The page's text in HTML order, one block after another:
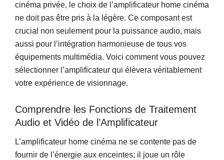
cinéma privée, le choix de l’amplificateur home cinéma
ne doit pas être pris à la légère. Ce composant est
crucial non seulement pour la puissance audio, mais
aussi pour l’intégration harmonieuse de tous vos
équipements multimédia. Voici comment vous pouvez
sélectionner l’amplificateur qui élèvera véritablement
votre expérience de visionnage.
Comprendre les Fonctions de Traitement
Audio et Vidéo de l’Amplificateur
L’amplificateur home cinéma ne se contente pas de
fournir de l’énergie aux enceintes; il joue un rôle